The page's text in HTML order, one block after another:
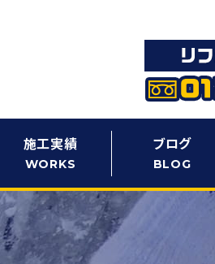
施工実績
WORKS
ブログ
BLOG